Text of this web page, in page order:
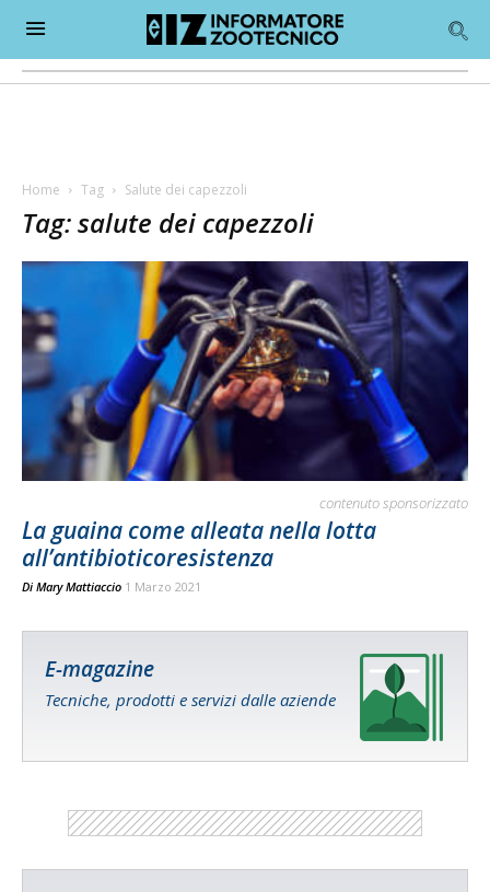
Home Tag Salute dei capezzoli
Tag: salute dei capezzoli
contenuto sponsorizzato
La guaina come alleata nella lotta
all’antibioticoresistenza
Di Mary Mattiaccio 1 Marzo 2021
E-magazine
Tecniche, prodotti e servizi dalle aziende